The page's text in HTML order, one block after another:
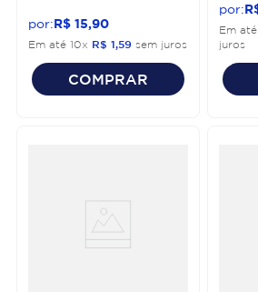
R$ 15 90
Em até 10x R$ 1 59 sem juros
COMPRAR
Em até
juros